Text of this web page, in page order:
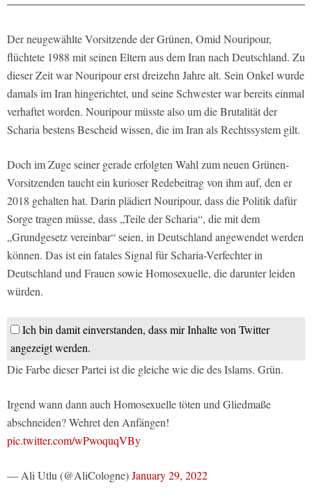
Der neugewählte Vorsitzende der Grünen, Omid Nouripour,
flüchtete 1988 mit seinen Eltern aus dem Iran nach Deutschland. Zu
dieser Zeit war Nouripour erst dreizehn Jahre alt. Sein Onkel wurde
damals im Iran hingerichtet, und seine Schwester war bereits einmal
verhaftet worden. Nouripour müsste also um die Brutalität der
Scharia bestens Bescheid wissen, die im Iran als Rechtssystem gilt.
Doch im Zuge seiner gerade erfolgten Wahl zum neuen Grünen-
Vorsitzenden taucht ein kurioser Redebeitrag von ihm auf, den er
2018 gehalten hat. Darin plädiert Nouripour, dass die Politik dafür
Sorge tragen müsse, dass „Teile der Scharia“, die mit dem
„Grundgesetz vereinbar“ seien, in Deutschland angewendet werden
können. Das ist ein fatales Signal für Scharia-Verfechter in
Deutschland und Frauen sowie Homosexuelle, die darunter leiden
würden.
Ich bin damit einverstanden, dass mir Inhalte von Twitter
angezeigt werden.
Die Farbe dieser Partei ist die gleiche wie die des Islams. Grün.
Irgend wann dann auch Homosexuelle töten und Gliedmaße
abschneiden? Wehret den Anfängen!
pic.twitter.com/wPwoquqVBy
— Ali Utlu (@AliCologne)January 29, 2022